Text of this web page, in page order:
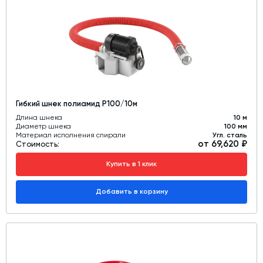
Дозаторы для бетонных заводов
Затворы для силосов и дозаторов
Промышленные фильтры и комплектующие
Пневмооборудование
Телескопические загрузчики
Датчики
Промышленные вибраторы
Рециклинг
Дробильно-сортировочный комплекс
Околопрессовочное оборудование
Гибкий шнек полиамид Р100/10м
Длина шнека
10 м
Диаметр шнека
100 мм
Материал исполнения спирали
Угл. сталь
Стоимость: от 69,620 ₽
Купить в 1 клик
Добавить в корзину